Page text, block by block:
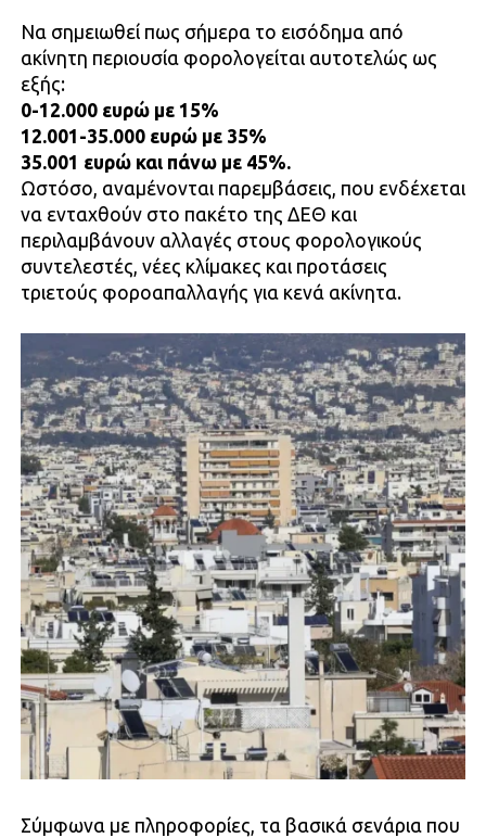
Να σημειωθεί πως σήμερα το εισόδημα από
ακίνητη περιουσία φορολογείται αυτοτελώς ως
εξής:
0-12.000 ευρώ με 15%
12.001-35.000 ευρώ με 35%
35.001 ευρώ και πάνω με 45%.
Ωστόσο, αναμένονται παρεμβάσεις, που ενδέχεται
να ενταχθούν στο πακέτο της ΔΕΘ και
περιλαμβάνουν αλλαγές στους φορολογικούς
συντελεστές, νέες κλίμακες και προτάσεις
τριετούς φοροαπαλλαγής για κενά ακίνητα.
Σύμφωνα με πληροφορίες, τα βασικά σενάρια που